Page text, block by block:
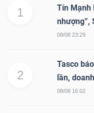
1
Tín Mạnh
nhượng”,
08/08 23:29
2
Tasco
lần,
08/08 16:02